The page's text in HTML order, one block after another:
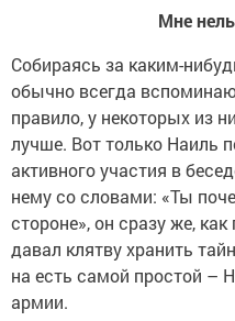
Мне
Собираясь за каким-
обычно всегда
правило, у некоторых из
лучше. Вот только Наиль
активного участия в
нему со словами: «Ты
стороне», он сразу же, как
давал клятву хранить
на есть самой простой –
армии.